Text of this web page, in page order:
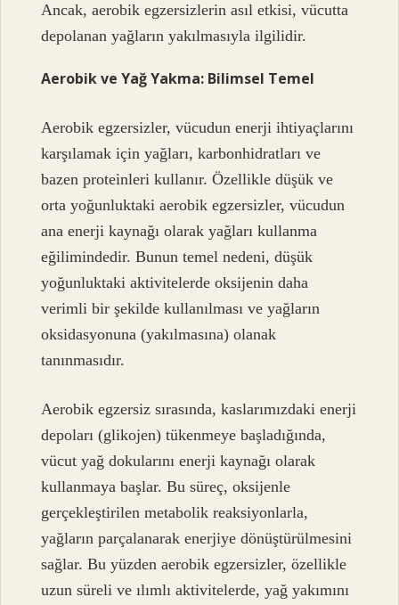
Ancak, aerobik egzersizlerin asıl etkisi, vücutta
depolanan yağların yakılmasıyla ilgilidir.
Aerobik ve Yağ Yakma: Bilimsel Temel
Aerobik egzersizler, vücudun enerji ihtiyaçlarını
karşılamak için yağları, karbonhidratları ve
bazen proteinleri kullanır. Özellikle düşük ve
orta yoğunluktaki aerobik egzersizler, vücudun
ana enerji kaynağı olarak yağları kullanma
eğilimindedir. Bunun temel nedeni, düşük
yoğunluktaki aktivitelerde oksijenin daha
verimli bir şekilde kullanılması ve yağların
oksidasyonuna (yakılmasına) olanak
tanınmasıdır.
Aerobik egzersiz sırasında, kaslarımızdaki enerji
depoları (glikojen) tükenmeye başladığında,
vücut yağ dokularını enerji kaynağı olarak
kullanmaya başlar. Bu süreç, oksijenle
gerçekleştirilen metabolik reaksiyonlarla,
yağların parçalanarak enerjiye dönüştürülmesini
sağlar. Bu yüzden aerobik egzersizler, özellikle
uzun süreli ve ılımlı aktivitelerde, yağ yakımını